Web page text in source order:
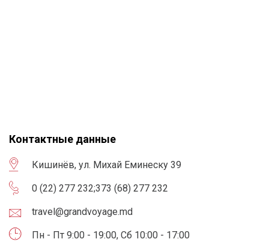
Контактные данные
Кишинёв, ул. Михай Еминеску 39
0 (22) 277 232;373 (68) 277 232
travel@grandvoyage.md
Пн - Пт 9:00 - 19:00, Сб 10:00 - 17:00